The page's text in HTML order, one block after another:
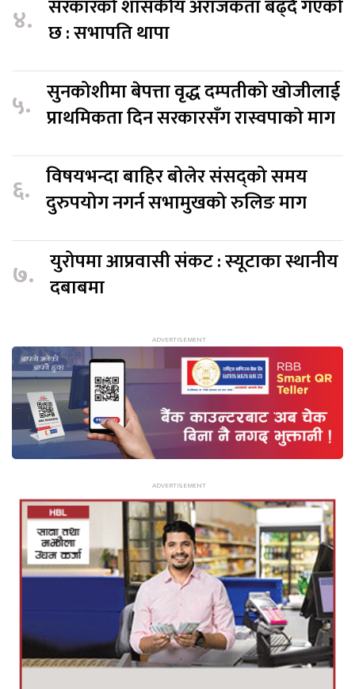
४. सरकारको शासकीय अराजकता बढ्दै गएको
छ : सभापति थापा
५. सुनकोशीमा बेपत्ता वृद्ध दम्पतीको खोजीलाई
प्राथमिकता दिन सरकारसँग रास्वपाको माग
६. विषयभन्दा बाहिर बोलेर संसद्को समय
दुरुपयोग नगर्न सभामुखको रुलिङ माग
७. युरोपमा आप्रवासी संकट : स्यूटाका स्थानीय
दबाबमा